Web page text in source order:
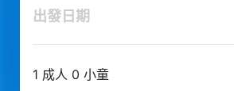
出發日期
1 成人 0 小童